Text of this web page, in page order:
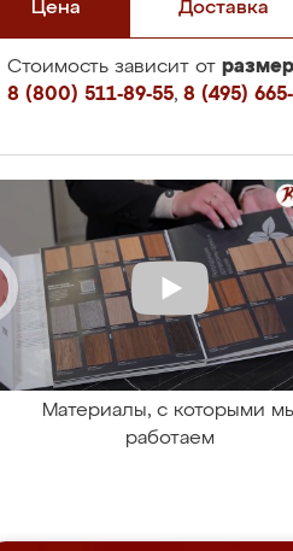
Цена Доставка
Стоимость зависит от
8 (800) 511-89-55, 8 (495)
Материалы, с которыми
работаем